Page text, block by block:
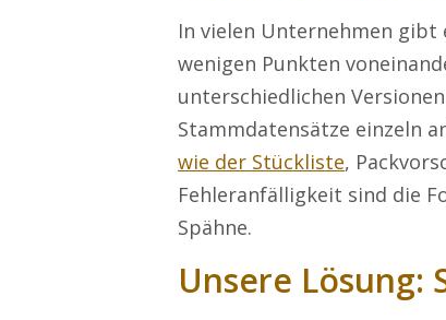
In vielen Unternehmen gibt
wenigen Punkten
unterschiedlichen
Stammdatensätze einzeln
wie der Stückliste,
Fehleranfälligkeit sind die
Spähne.
Unsere Lösung: